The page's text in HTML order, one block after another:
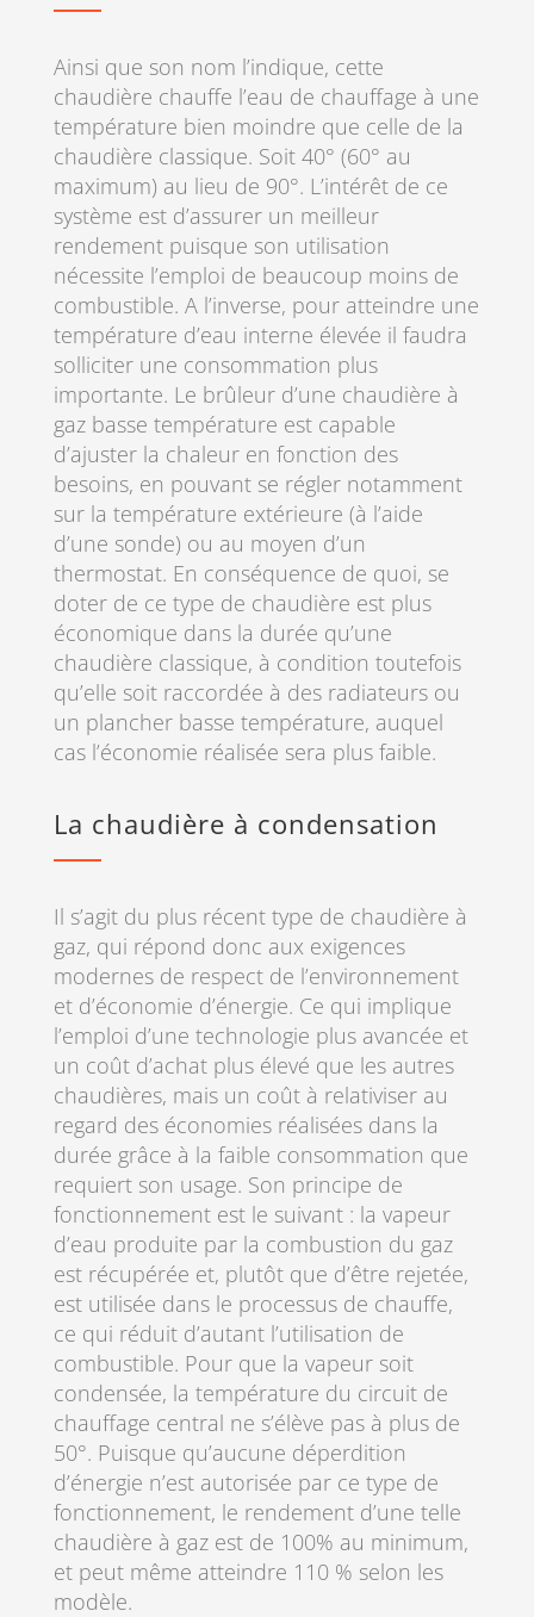
Ainsi que son nom l’indique, cette
chaudière chauffe l’eau de chauffage à une
température bien moindre que celle de la
chaudière classique. Soit 40° (60° au
maximum) au lieu de 90°. L’intérêt de ce
système est d’assurer un meilleur
rendement puisque son utilisation
nécessite l’emploi de beaucoup moins de
combustible. A l’inverse, pour atteindre une
température d’eau interne élevée il faudra
solliciter une consommation plus
importante. Le brûleur d’une chaudière à
gaz basse température est capable
d’ajuster la chaleur en fonction des
besoins, en pouvant se régler notamment
sur la température extérieure (à l’aide
d’une sonde) ou au moyen d’un
thermostat. En conséquence de quoi, se
doter de ce type de chaudière est plus
économique dans la durée qu’une
chaudière classique, à condition toutefois
qu’elle soit raccordée à des radiateurs ou
un plancher basse température, auquel
cas l’économie réalisée sera plus faible.
La chaudière à condensation
Il s’agit du plus récent type de chaudière à
gaz, qui répond donc aux exigences
modernes de respect de l’environnement
et d’économie d’énergie. Ce qui implique
l’emploi d’une technologie plus avancée et
un coût d’achat plus élevé que les autres
chaudières, mais un coût à relativiser au
regard des économies réalisées dans la
durée grâce à la faible consommation que
requiert son usage. Son principe de
fonctionnement est le suivant : la vapeur
d’eau produite par la combustion du gaz
est récupérée et, plutôt que d’être rejetée,
est utilisée dans le processus de chauffe,
ce qui réduit d’autant l’utilisation de
combustible. Pour que la vapeur soit
condensée, la température du circuit de
chauffage central ne s’élève pas à plus de
50°. Puisque qu’aucune déperdition
d’énergie n’est autorisée par ce type de
fonctionnement, le rendement d’une telle
chaudière à gaz est de 100% au minimum,
et peut même atteindre 110 % selon les
modèle.